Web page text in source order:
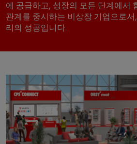
에 공급하고, 성장의 모든 단계에서
관계를 중시하는 비상장 기업으로
리의 성공입니다.